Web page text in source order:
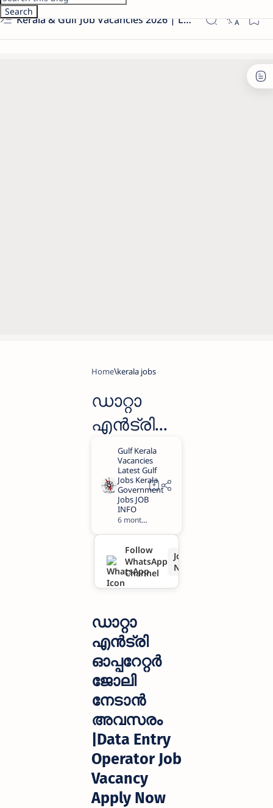
Kerala & Gulf Job Vacancies 2026 | Latest Govt & Private Jobs
Home kerala jobs
ഡാറ്റാ
എൻട്രി
ഓപ്പറേറ്റർ
ജോലി
നേടാൻ
അവസരം
|Data Entry
Operator
Job
Vacancy
Apply Now
6 months ago
Follow
WhatsApp
Channel
Join
Now
ഡാറ്റാ
എൻട്രി
ഓപ്പറേറ്റർ
ജോലി
നേടാൻ
അവസരം
|Data Entry
Operator Job
Vacancy
Apply Now